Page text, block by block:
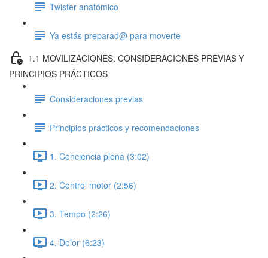
Twister anatómico
Ya estás preparad@ para moverte
1.1 MOVILIZACIONES. CONSIDERACIONES PREVIAS Y
PRINCIPIOS PRÁCTICOS
Consideraciones previas
Principios prácticos y recomendaciones
1. Conciencia plena (3:02)
2. Control motor (2:56)
3. Tempo (2:26)
4. Dolor (6:23)